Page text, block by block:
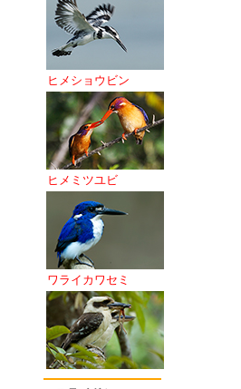
ヒメショウビン
ヒメミツユビ
ワライカワセミ